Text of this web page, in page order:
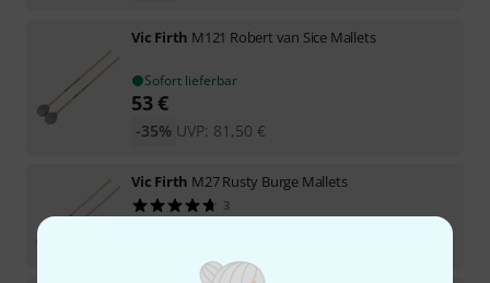
Vic Firth M121 Robert van Sice Mallets
Sofort lieferbar
53€
UVP: 81,50 €
-35%
Vic Firth M27 Rusty Burge Mallets
3